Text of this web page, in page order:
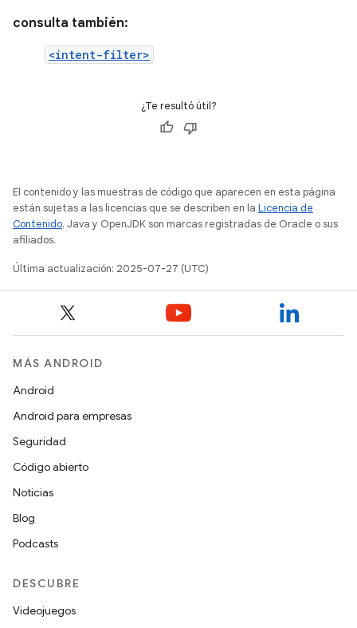
consulta también:
<intent-filter>
¿Te resultó útil?
El contenido y las muestras de código que aparecen en esta página
están sujetas a las licencias que se describen en la Licencia de
Contenido. Java y OpenJDK son marcas registradas de Oracle o sus
afiliados.
Última actualización: 2025-07-27 (UTC)
MÁS ANDROID
Android
Android para empresas
Seguridad
Código abierto
Noticias
Blog
Podcasts
DESCUBRE
Videojuegos